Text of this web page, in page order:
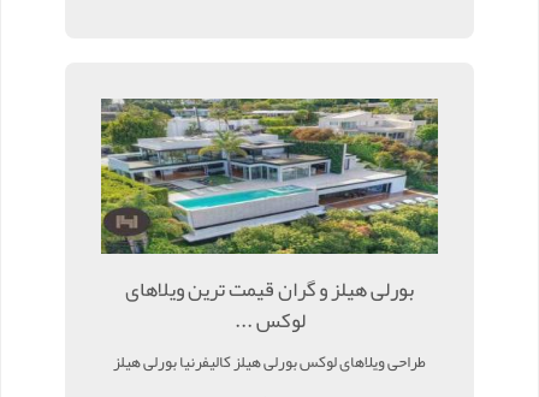
بورلی هیلز و گران قیمت ترین ویلاهای
لوکس ...
طراحی ویلاهای لوکس بورلی هیلز کالیفرنیا بورلی هیلز